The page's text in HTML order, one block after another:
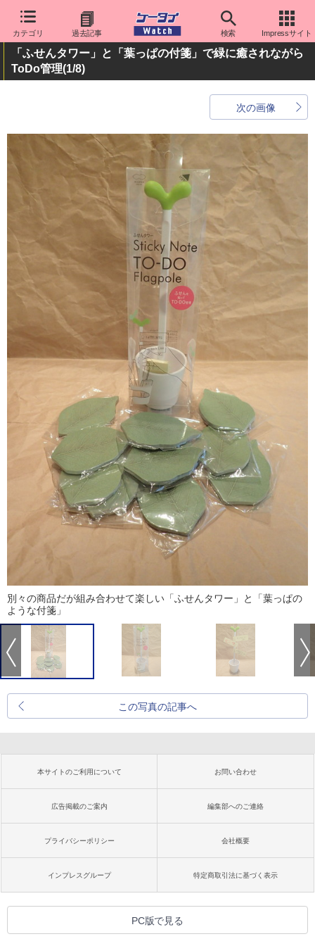
カテゴリ 過去記事 検索 Impressサイト
「ふせんタワー」と「葉っぱの付箋」で緑に癒されながら
ToDo管理(1/8)
次の画像
別々の商品だが組み合わせて楽しい「ふせんタワー」と「葉っぱの
ような付箋」
この写真の記事へ
本サイトのご利用について お問い合わせ
広告掲載のご案内 編集部へのご連絡
プライバシーポリシー 会社概要
インプレスグループ 特定商取引法に基づく表示
PC版で見る